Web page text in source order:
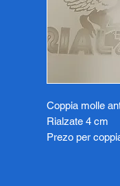
Coppia molle
Rialzate 4 cm
Prezo per